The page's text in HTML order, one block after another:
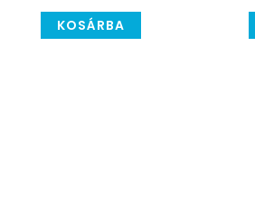
KOSÁRBA